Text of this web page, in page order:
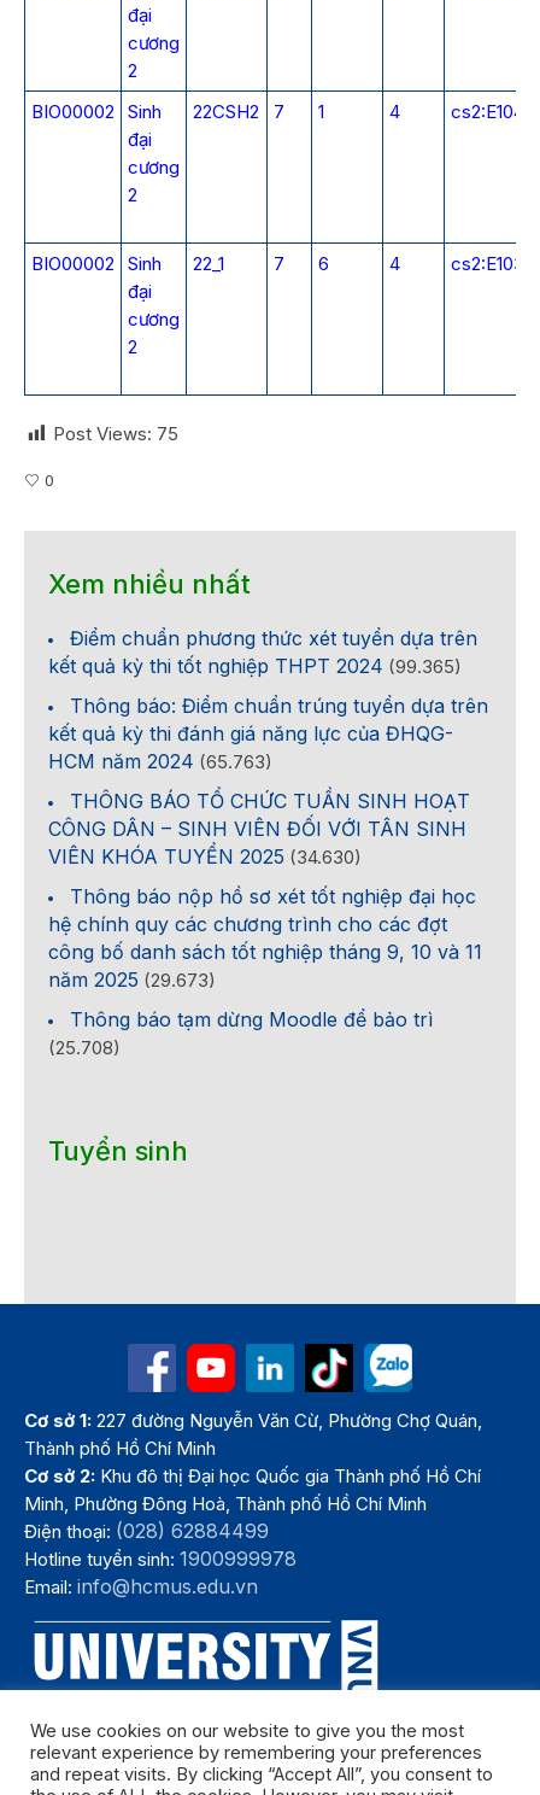
đại
cương
2
BIO00002
Sinh
đại
cương
2
22CSH2 7 1 4 cs2:E104
BIO00002
Sinh
đại
cương
2
22_1 7 6 4 cs2:E103
Post Views: 75
0
Xem nhiều nhất
Điểm chuẩn phương thức xét tuyển dựa trên
kết quả kỳ thi tốt nghiệp THPT 2024 (99.365)
Thông báo: Điểm chuẩn trúng tuyển dựa trên
kết quả kỳ thi đánh giá năng lực của ĐHQG-
HCM năm 2024 (65.763)
THÔNG BÁO TỔ CHỨC TUẦN SINH HOẠT
CÔNG DÂN – SINH VIÊN ĐỐI VỚI TÂN SINH
VIÊN KHÓA TUYỂN 2025 (34.630)
Thông báo nộp hồ sơ xét tốt nghiệp đại học
hệ chính quy các chương trình cho các đợt
công bố danh sách tốt nghiệp tháng 9, 10 và 11
năm 2025 (29.673)
Thông báo tạm dừng Moodle để bảo trì
(25.708)
Tuyển sinh
Cơ sở 1: 227 đường Nguyễn Văn Cừ, Phường Chợ Quán,
Thành phố Hồ Chí Minh
Cơ sở 2: Khu đô thị Đại học Quốc gia Thành phố Hồ Chí
Minh, Phường Đông Hoà, Thành phố Hồ Chí Minh
Điện thoại: (028) 62884499
Hotline tuyển sinh:1900999978
Email:info@hcmus.edu.vn
We use cookies on our website to give you the most
relevant experience by remembering your preferences
and repeat visits. By clicking “Accept All”, you consent to